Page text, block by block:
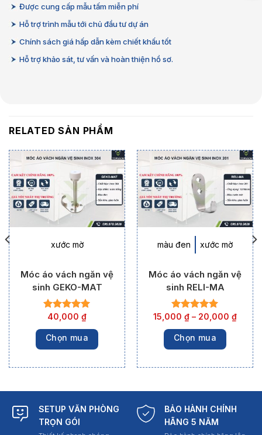
Được cung cấp mẫu tấm miễn phí
Hỗ trợ trình mẫu tới chủ đầu tư dự án
Chính sách giá hấp dẫn kèm chiết khấu tốt
Hỗ trợ khảo sát, tư vấn và hoàn thiện hồ sơ.
RELATED SẢN PHẨM
xước mờ
Móc áo vách ngăn vệ
sinh GEKO-MAT
40,000 ₫
Chọn mua
màu đen xước mờ
Móc áo vách ngăn vệ
sinh RELI-MA
15,000 ₫ – 20,000 ₫
Chọn mua
SETUP VĂN PHÒNG
TRỌN GÓI
BẢO HÀNH CHÍNH
HÃNG 5 NĂM